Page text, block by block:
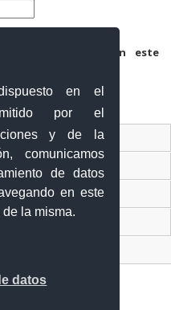
en el
por el
y de la
comunicamos
de datos
en este
la misma.
datos
y web en este
Virtual
Exterior